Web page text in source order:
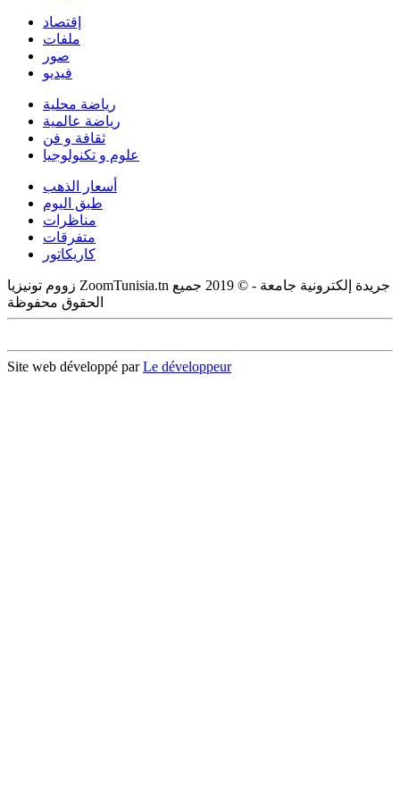
إقتصاد
ملفات
صور
فيديو
رياضة محلية
رياضة عالمية
ثقافة و فن
علوم و تكنولوجيا
أسعار الذهب
طبق اليوم
مناظرات
متفرقات
كاريكاتور
زووم تونيزيا ZoomTunisia.tn جريدة إلكترونية جامعة - © 2019 جميع
الحقوق محفوظة
Site web développé parLe développeur